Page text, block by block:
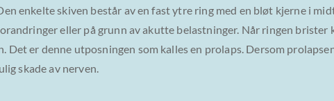
enkelte skiven består av en fast ytre ring med en bløt kjerne i
eller på grunn av akutte belastninger. Når ringen
Det er denne utposningen som kalles en prolaps. Dersom
skade av nerven.